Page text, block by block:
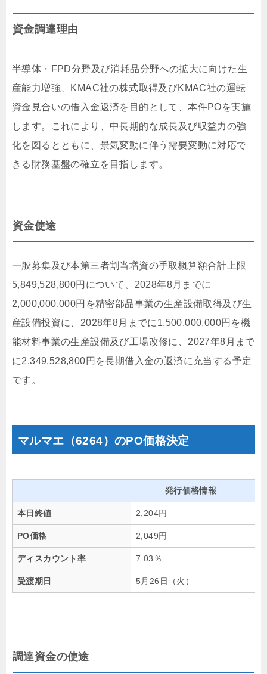
資金調達理由
半導体・FPD分野及び消耗品分野への拡大に向けた生
産能力増強、KMAC社の株式取得及びKMAC社の運転
資金見合いの借入金返済を目的として、本件POを実施
します。これにより、中長期的な成長及び収益力の強
化を図るとともに、景気変動に伴う需要変動に対応で
きる財務基盤の確立を目指します。
資金使途
一般募集及び本第三者割当増資の手取概算額合計上限
5,849,528,800円について、2028年8月までに
2,000,000,000円を精密部品事業の生産設備取得及び生
産設備投資に、2028年8月までに1,500,000,000円を機
能材料事業の生産設備及び工場改修に、2027年8月まで
に2,349,528,800円を長期借入金の返済に充当する予定
です。
マルマエ（6264）のPO価格決定
発行価格情報
本日終値 2,204円
PO価格 2,049円
ディスカウント率 7.03％
受渡期日 5月26日（火）
調達資金の使途